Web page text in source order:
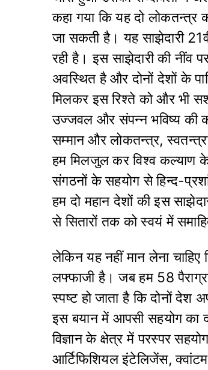
कहा गया कि यह दो लोकतन्त्र
जा सकती है। यह साझेदारी
रही है। इस साझेदारी की नींव
अवस्थित है और दोनों देशों के
मिलकर इस रिश्ते को और भी
उज्जवल और संपन्न भविष्य की
सम्मान और लोकतन्त्र,
हम मिलजुल कर विश्व कल्याण
संगठनों के सहयोग से हिन्द-
हम दो महान देशों की इस
से सितारों तक को स्वयं में
लेकिन यह नहीं मान लेना
लफ्फाजी है। जब हम 58
स्पष्ट हो जाता है कि दोनों
इस बयान में आपसी सहयोग का
विज्ञान के क्षेत्र में परस्पर
आर्टिफिशियल इंटेलिजेंस,